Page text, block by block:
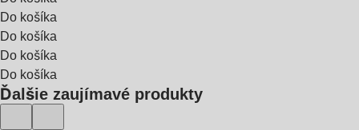
Do košíka
Do košíka
Do košíka
Do košíka
Ďalšie zaujímavé produkty